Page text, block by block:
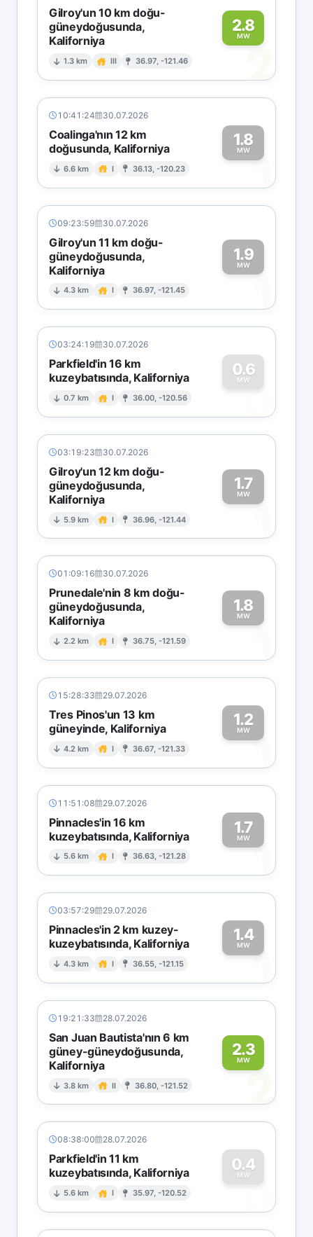
Gilroy'un 10 km doğu-
güneydoğusunda,
Kaliforniya
1.3 km III 36.97, -121.46
2.8
MW
2
10:41:24 30.07.2026
Coalinga'nın 12 km
doğusunda, Kaliforniya
6.6 km I 36.13, -120.23
1.8
MW1
09:23:59 30.07.2026
Gilroy'un 11 km doğu-
güneydoğusunda,
Kaliforniya
4.3 km I 36.97, -121.45
1.9
MW
1
03:24:19 30.07.2026
Parkfield'in 16 km
kuzeybatısında, Kaliforniya
0.7 km I 36.00, -120.56
0.6
MW
0
03:19:23 30.07.2026
Gilroy'un 12 km doğu-
güneydoğusunda,
Kaliforniya
5.9 km I 36.96, -121.44
1.7
MW
1
01:09:16 30.07.2026
Prunedale'nin 8 km doğu-
güneydoğusunda,
Kaliforniya
2.2 km I 36.75, -121.59
1.8
MW
1
15:28:33 29.07.2026
Tres Pinos'un 13 km
güneyinde, Kaliforniya
4.2 km I 36.67, -121.33
1.2
MW1
11:51:08 29.07.2026
Pinnacles'in 16 km
kuzeybatısında, Kaliforniya
5.6 km I 36.63, -121.28
1.7
MW1
03:57:29 29.07.2026
Pinnacles'in 2 km kuzey-
kuzeybatısında, Kaliforniya
4.3 km I 36.55, -121.15
1.4
MW1
19:21:33 28.07.2026
San Juan Bautista'nın 6 km
güney-güneydoğusunda,
Kaliforniya
3.8 km II 36.80, -121.52
2.3
MW
2
08:38:00 28.07.2026
Parkfield'in 11 km
kuzeybatısında, Kaliforniya
5.6 km I 35.97, -120.52
0.4
MW
0